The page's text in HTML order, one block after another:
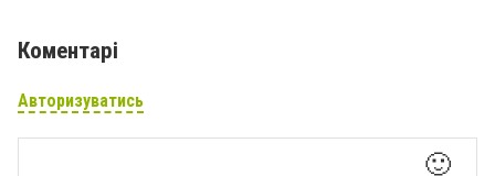
Коментарі
Авторизуватись
🙂